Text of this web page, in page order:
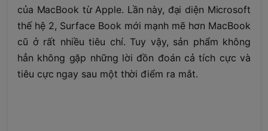
của MacBook từ Apple. Lần này, đại diện Microsoft
thế hệ 2, Surface Book mới mạnh mẽ hơn MacBook
cũ ở rất nhiều tiêu chí. Tuy vậy, sản phẩm không
hẳn không gặp những lời đồn đoán cả tích cực và
tiêu cực ngay sau một thời điểm ra mắt.